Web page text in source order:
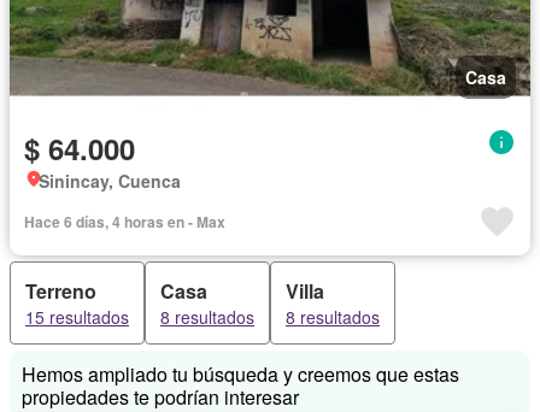
Casa
$ 64.000
Sinincay, Cuenca
Hace 6 días, 4 horas en - Max
Terreno
15 resultados
Casa
8 resultados
Villa
8 resultados
Hemos ampliado tu búsqueda y creemos que estas
propiedades te podrían interesar